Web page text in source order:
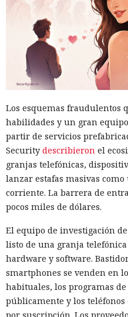
Los esquemas fraudulentos
habilidades y un gran
partir de servicios
Security describieron el
granjas telefónicas,
lanzar estafas masivas
corriente. La barrera de
pocos miles de dólares.
El equipo de investigación
listo de una granja
hardware y software.
smartphones se venden en
habituales, los programas
públicamente y los